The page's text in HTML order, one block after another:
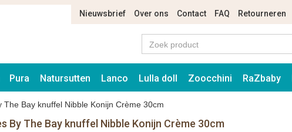
Nieuwsbrief Over ons Contact FAQ Retourneren
Pura Natursutten Lanco Lulla doll Zoocchini RaZbaby
The Bay knuffel Nibble Konijn Crème 30cm
By The Bay knuffel Nibble Konijn Crème 30cm